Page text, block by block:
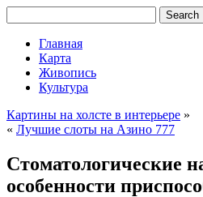
Главная
Карта
Живопись
Культура
Картины на холсте в интерьере »
« Лучшие слоты на Азино 777
Стоматологические
особенности